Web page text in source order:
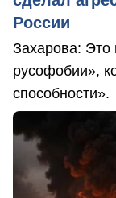
России
Захарова: Это
русофобии»,
способности».